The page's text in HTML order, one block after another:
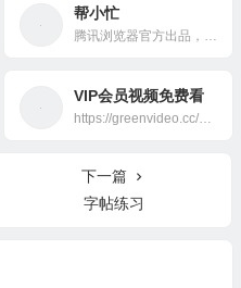
帮小忙
腾讯浏览器官方出品，内含PDF、OCR、翻译、截图、压缩、格式转换等小工具合集
VIP会员视频免费看
https://greenvideo.cc/video/vip
下一篇
字帖练习